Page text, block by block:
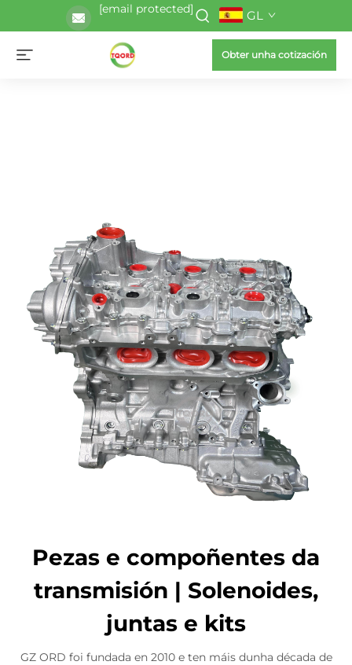
[email protected] GL
Obter unha cotización
Pezas e compoñentes da
transmisión | Solenoides,
juntas e kits
GZ ORD foi fundada en 2010 e ten máis dunha década de